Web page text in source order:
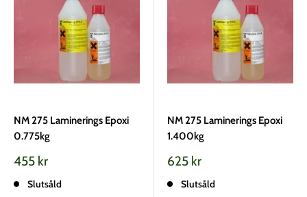
NM 275 Laminerings Epoxi
0.775kg
Vårt
455 kr
Slutsåld
NM 275 Laminerings Epoxi
1.400kg
Vårt
625 kr
Slutsåld